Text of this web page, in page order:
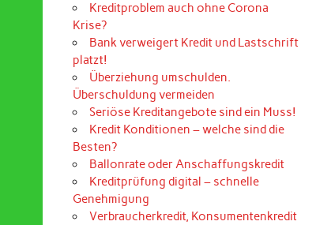
Kreditproblem auch ohne Corona
Krise?
Bank verweigert Kredit und Lastschrift
platzt!
Überziehung umschulden.
Überschuldung vermeiden
Seriöse Kreditangebote sind ein Muss!
Kredit Konditionen – welche sind die
Besten?
Ballonrate oder Anschaffungskredit
Kreditprüfung digital – schnelle
Genehmigung
Verbraucherkredit, Konsumentenkredit